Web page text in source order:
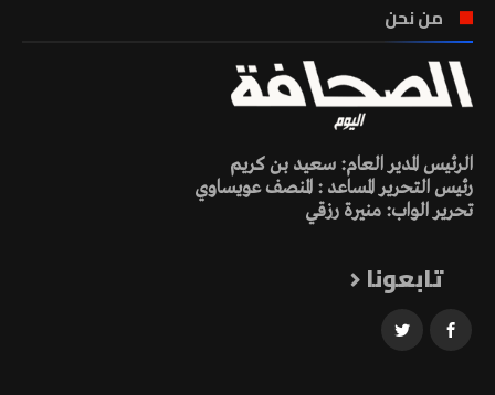
من نحن
الرئيس المدير العام: سعيد بن كريم
رئيس التحرير المساعد : المنصف عويساوي
تحرير الواب: منيرة رزقي
تابعونا